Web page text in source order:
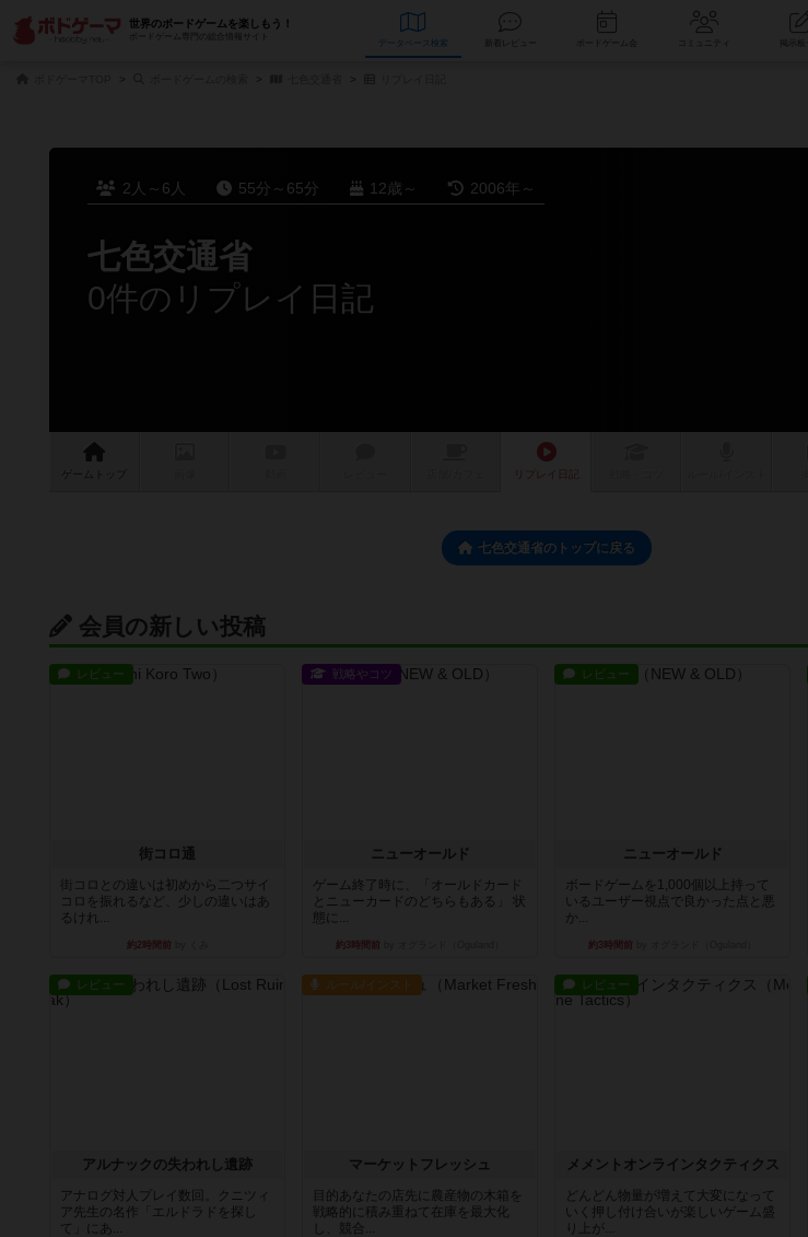
世界のボードゲームを楽しもう！
ボードゲーム専門の総合情報サイト
データベース コミュニティ
2人～6人 55分～65分 12歳～ 2006年～
七色交通省
0件のリプレイ日記
ゲーム
七色交通省のトップに戻る
会員の新しい投稿
レビュー
街コロ通
街コロとの違いは初めから二つサイ
コロを振れるなど、少しの違いはあ
るけれ...
約2時間前
戦略やコツ
ニューオールド
ゲーム終了時に、「オールドカード
とニューカードのどちらもある」 状
態に...
約3時間前
レビュー
ニューオールド
ボードゲームを1,000個以上持って
いるユーザー視点で良かった点と悪
か...
約3時間前
レビュー
アルナックの失われし遺跡
アナログ対人プレイ数回。クニツィ
ア先生の名作「エルドラドを探し
て」にあ...
ルール/インスト
マーケットフレッシュ
目的あなたの店先に農産物の木箱を
戦略的に積み重ねて在庫を最大化
し、競合...
レビュー
メメントオンラインタクティクス
どんどん物量が増えて大変になって
いく押し付け合いが楽しいゲーム盛
り上が...